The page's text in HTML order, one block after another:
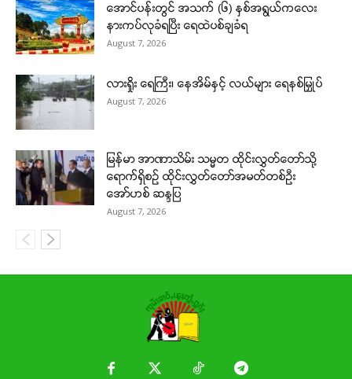
အောင်ပန်းတွင် အသက် (၆) နှစ်အရွယ်ကလေး
နားကပ်လုခံရပြီး ရေထဲပစ်ချခံရ
August 7, 2026
လားရှိုး ရေကြီး၊ နေအိမ်နှင့် လယ်များ ရေနစ်မြှုပ်
August 7, 2026
မြန်မာ အာဏာသိမ်း သမ္မတ ထိုင်းလွှတ်တော်သို့
ရောက်ရှိစဉ် ထိုင်းလွှတ်တော်အမတ်တစ်ဦး
အော်ဟစ် ဆန္ဒပြ
August 7, 2026